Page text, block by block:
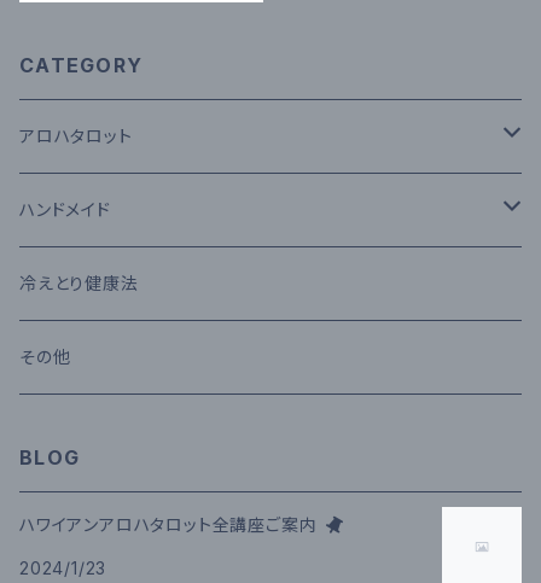
CATEGORY
アロハタロット
タロットカード
セッション
メール鑑定
ハンドメイド
コモクロス
その他
冷えとり健康法
その他
BLOG
ハワイアンアロハタロット全講座ご案内
2024/1/23